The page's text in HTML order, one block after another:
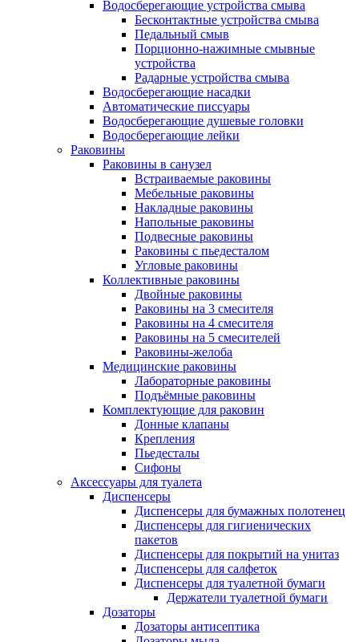
Водосберегающие устройства смыва
Бесконтактные устройства смыва
Педальный смыв
Порционно-нажимные смывные
устройства
Радарные устройства смыва
Водосберегающие насадки
Автоматические писсуары
Водосберегающие душевые головки
Водосберегающие лейки
Раковины
Раковины в санузел
Встраиваемые раковины
Мебельные раковины
Накладные раковины
Напольные раковины
Подвесные раковины
Раковины с пьедесталом
Угловые раковины
Коллективные раковины
Двойные раковины
Раковины на 3 смесителя
Раковины на 4 смесителя
Раковины на 5 смесителей
Раковины-желоба
Медицинские раковины
Лабораторные раковины
Подъёмные раковины
Комплектующие для раковин
Донные клапаны
Крепления
Пьедесталы
Сифоны
Аксессуары для туалета
Диспенсеры
Диспенсеры для бумажных полотенец
Диспенсеры для гигиенических
пакетов
Диспенсеры для покрытий на унитаз
Диспенсеры для салфеток
Диспенсеры для туалетной бумаги
Держатели туалетной бумаги
Дозаторы
Дозаторы антисептика